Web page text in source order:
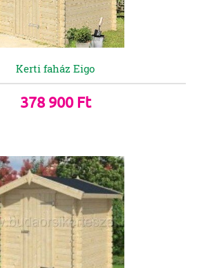
Kerti faház Eigo
378 900 Ft